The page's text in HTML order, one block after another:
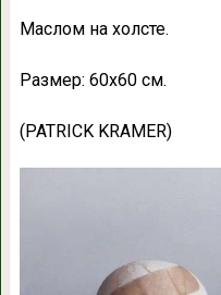
Маслом на холсте.
Размер: 60х60 см.
(PATRICK KRAMER)